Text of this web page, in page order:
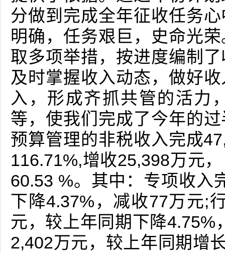
分做到完成全年征收任务
明确，任务艰巨，史命光
取多项举措，按进度编制
及时掌握收入动态，做好
入，形成齐抓共管的活力
等，使我们完成了今年的
预算管理的非税收入完成
116.71%,增收25,398万元
60.53 %。其中：专项收入
下降4.37%，减收77万元;
元，较上年同期下降
2,402万元，较上年同期增